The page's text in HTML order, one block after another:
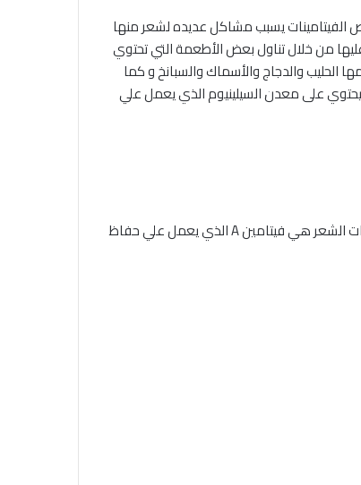
الفيتامينات يسبب مشاكل عديده لشعر منها
من خلال تناول بعض الأطعمة التي تحتوي
الحليب والدجاج والأسماك والسبانخ و كما
والذي يحتوي على معدن السيلينيوم الذي يعمل علي
من ومن أهم الفيتامينات والمعادن المفيدة للشعر والتي تعمل علي تعزيز والتقويه الشعر وتقضي علي التساقط والهيشان من اهم فيتامينات الشعر هي فيتامين A الذي يعمل علي حفاظ